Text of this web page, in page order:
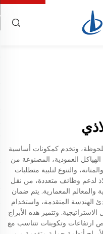
ملحوظة، وتخدم كمكونات أساسية
العمودية، المصنوعة من
والتنوع لتلبية متطلبات
لدعم وظائف متعددة، من نقل
والمعالم المعمارية. يتم ضمان
الهندسة المتقدمة، واستخدام
وتتميز هذه الأبراج
ارتفاعات وتكوينات تتناسب مع